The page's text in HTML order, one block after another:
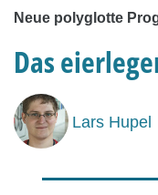
Neue polyglotte
Das
Lars Hupel